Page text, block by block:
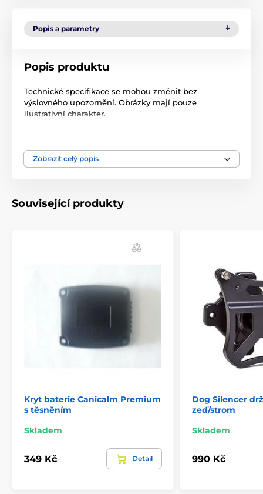
Popis a parametry
Popis produktu
Technické specifikace se mohou změnit bez
výslovného upozornění. Obrázky mají pouze
ilustrativní charakter.
Produkt je zařazen v kategoriích
Doplňky
Zobrazit celý popis
Související produkty
Kryt baterie Canicalm Premium
s těsněním
Skladem
349 Kč Detail
Dog Silencer
zeď/strom
Skladem
990 Kč